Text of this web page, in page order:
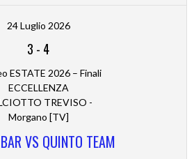
24 Luglio 2026
3 - 4
ESTATE 2026 – Finali
ECCELLENZA
TREVISO -
Morgano [TV]
VS QUINTO TEAM